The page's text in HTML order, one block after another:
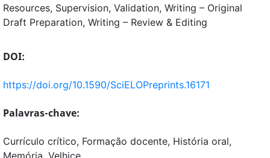
Resources Supervision Validation Writing – Original
Draft Preparation Writing – Review & Editing
DOI:
https://doi.org/10.1590/SciELOPreprints.16171
Palavras-chave:
Currículo crítico, Formação docente, História oral,